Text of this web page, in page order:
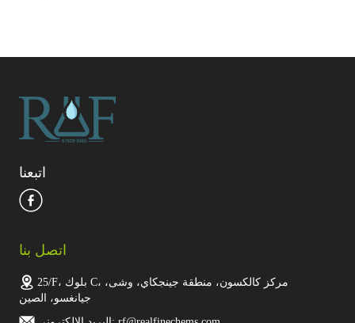
اتبعنا
اتصل بنا
25/F، بلوك C، مركز كالكسون، منطقة جينجكاي، وشى،
جيانغسو، الصين